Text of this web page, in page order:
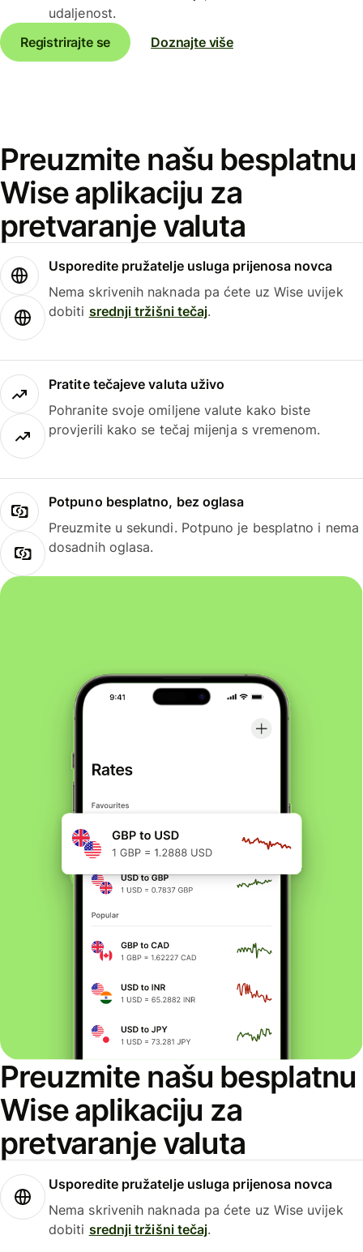
udaljenost.
Registrirajte se
Doznajte više
Preuzmite našu besplatnu
Wise aplikaciju za
pretvaranje valuta
Usporedite pružatelje usluga prijenosa novca
Nema skrivenih naknada pa ćete uz Wise uvijek
dobiti srednji tržišni tečaj.
Pratite tečajeve valuta uživo
Pohranite svoje omiljene valute kako biste
provjerili kako se tečaj mijenja s vremenom.
Potpuno besplatno, bez oglasa
Preuzmite u sekundi. Potpuno je besplatno i nema
dosadnih oglasa.
Preuzmite našu besplatnu
Wise aplikaciju za
pretvaranje valuta
Usporedite pružatelje usluga prijenosa novca
Nema skrivenih naknada pa ćete uz Wise uvijek
dobiti srednji tržišni tečaj.